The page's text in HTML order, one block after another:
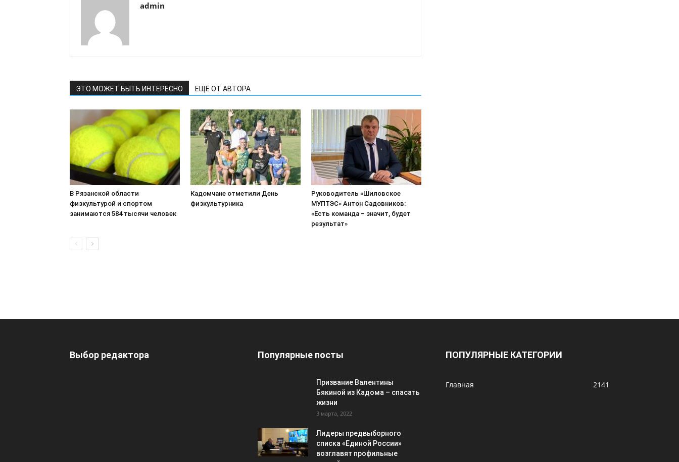
admin
ЭТО МОЖЕТ БЫТЬ ИНТЕРЕСНО ЕЩЕ ОТ АВТОРА
В Рязанской области
физкультурой и спортом
занимаются 584 тысячи человек
Кадомчане отметили День
физкультурника
Руководитель «Шиловское
МУПТЭС» Антон Садовников:
«Есть команда – значит, будет
результат»
Выбор редактора Популярные посты
Призвание Валентины
Бякиной из Кадома – спасать
жизни
3 марта, 2022
Лидеры предвыборного
списка «Единой России»
возглавят профильные
ПОПУЛЯРНЫЕ КАТЕГОРИИ
Главная 2141